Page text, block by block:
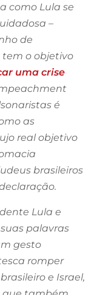
como Lula se
–
de
tem o objetivo
uma crise
é
as
real objetivo
brasileiros
Lula e
palavras
gesto
romper
e Israel,